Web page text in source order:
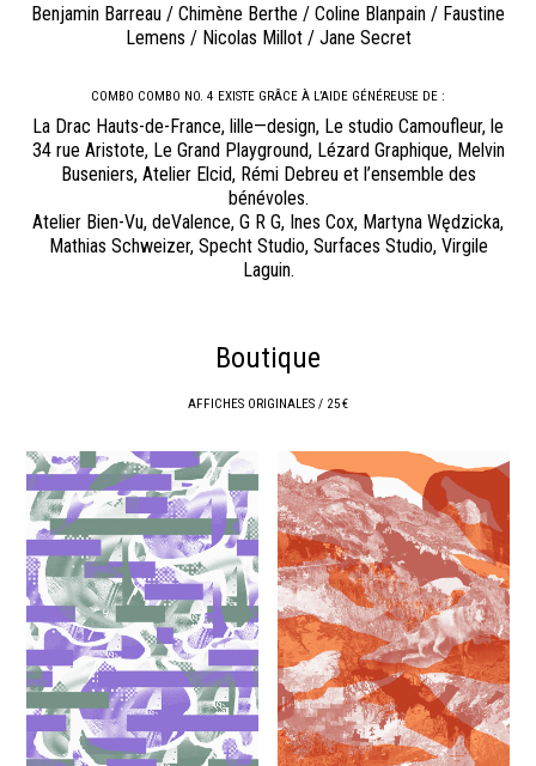
Benjamin Barreau / Chimène Berthe / Coline Blanpain / Faustine
Lemens / Nicolas Millot / Jane Secret
COMBO COMBO NO. 4 EXISTE GRÂCE À L’AIDE GÉNÉREUSE DE :
La Drac Hauts-de-France, lille—design, Le studio Camoufleur, le
34 rue Aristote, Le Grand Playground, Lézard Graphique, Melvin
Buseniers, Atelier Elcid, Rémi Debreu et l’ensemble des
bénévoles.
Atelier Bien-Vu, deValence, G R G, Ines Cox, Martyna Wędzicka,
Mathias Schweizer, Specht Studio, Surfaces Studio, Virgile
Laguin.
Boutique
AFFICHES ORIGINALES / 25 €